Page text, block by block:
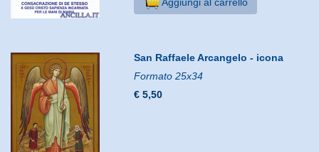
San Raffaele Arcangelo - icona
Formato 25x34
€ 5,50